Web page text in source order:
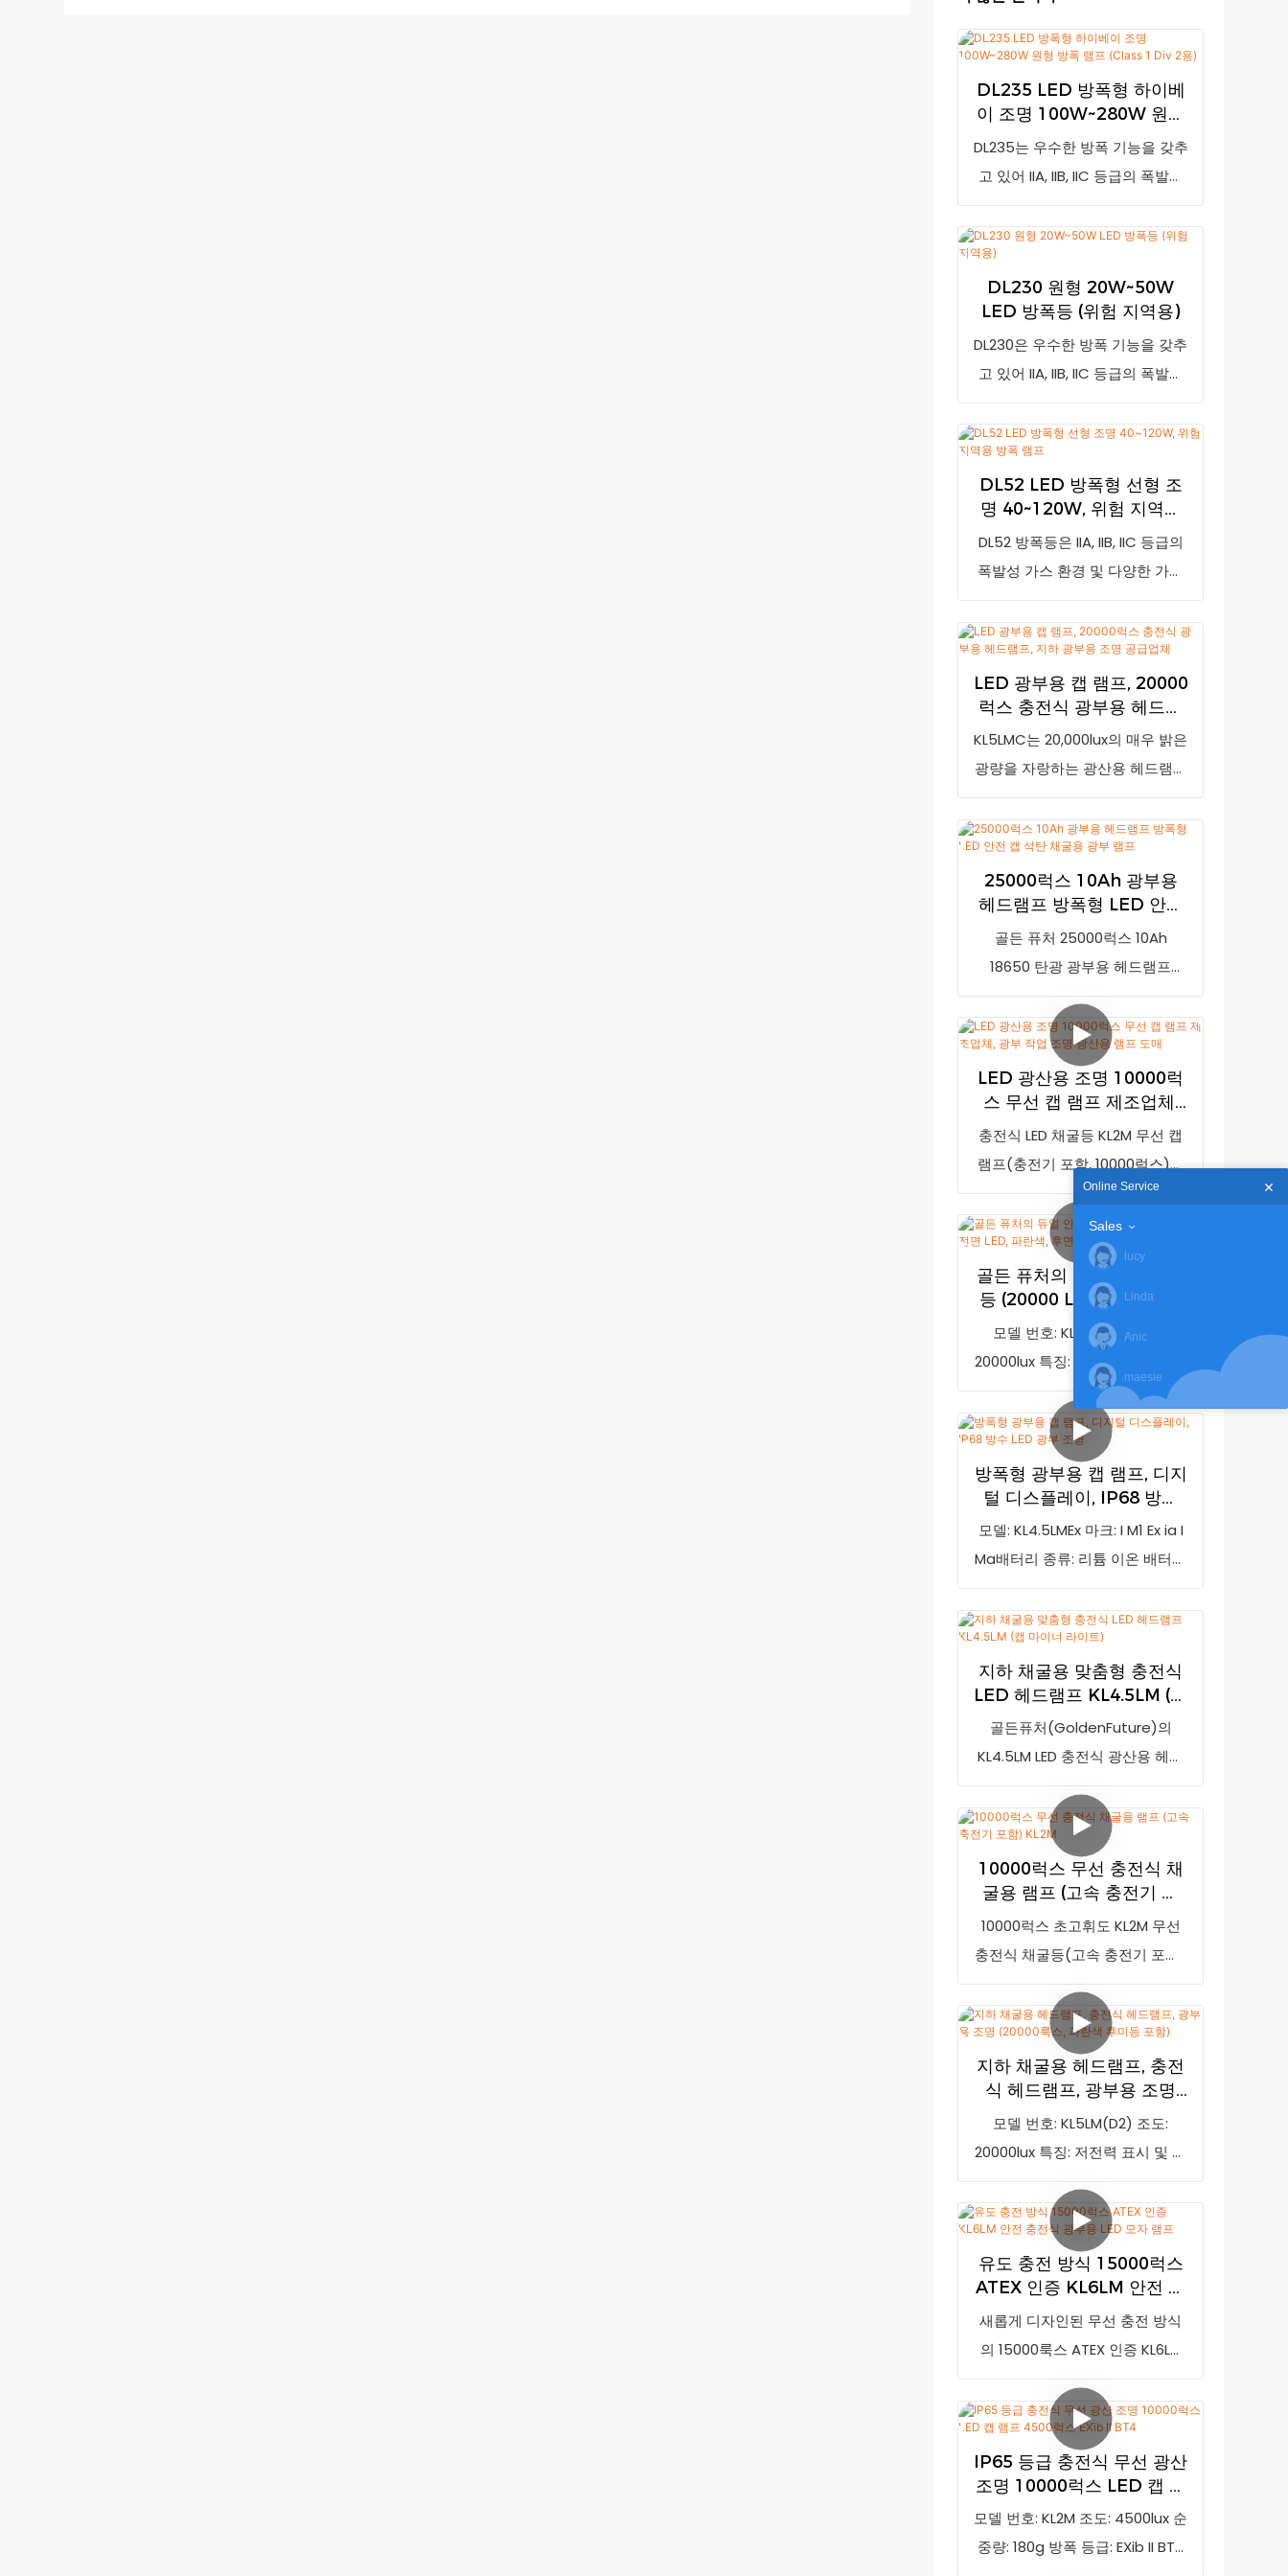
DL235 LED 방폭형 하이베
이 조명 100W~280W 원형
방폭 램프 (Class 1 Div 2
용)
DL235는 우수한 방폭 기능을 갖추
고 있어 IIA, IIB, IIC 등급의 폭발성
발성 장소에 적합하며, 주로 철도,
전력, 야금, 석유, 석유화학, 화학,
철강, 항공, 선박 및 공장, 역, 대형
시설, 행사장 등에서 효율적인 조
명으로 사용됩니다.
DL230 원형 20W~50W
LED 방폭등 (위험 지역용)
DL230은 우수한 방폭 기능을 갖추
고 있어 IIA, IIB, IIC 등급의 폭발성
발성 장소에 적합하며, 주로 철도,
전력, 야금, 석유, 석유화학, 화학,
철강, 항공, 선박 및 공장, 역, 대형
시설, 행사장 등에서 효율적인 조
명으로 사용됩니다.
DL52 LED 방폭형 선형 조
명 40~120W, 위험 지역용
방폭 램프
DL52 방폭등은 IIA, IIB, IIC 등급의
폭발성 가스 환경 및 다양한 가연
로 철도, 전력, 야금, 석유, 석유화
학, 화학, 철강, 항공, 해운 및 각종
공장 지역, 야적장, 대규모 시설, 행
사장 등 고효율 조명이 필요한 장
소에 사용됩니다.
LED 광부용 캡 램프, 20000
럭스 충전식 광부용 헤드램
프, 지하 광부용 조명 공급업
KL5LMC는 20,000lux의 매우 밝은
광량을 자랑하는 광산용 헤드램프
우 충전 시기를 알려주는 저전력
표시 기능이 있습니다. 7800mAh
충전식 리튬 이온 배터리(LG 브랜
드)와 첨단 LED 기술, 방탄 PC 하
우징 및 강화 유리 렌즈를 채택했
으며, MCU 제어 충전 시스템을 통
해 8시간 이내에 완충됩니다. 모델
번호: KL5LMC, 광량: 20,000lux, 특
징: 저전력 표시, 방진/방수 등급:
IM1, IP68
25000럭스 10Ah 광부용
헤드램프 방폭형 LED 안전
캡 석탄 채굴용 광부 램프
골든 퓨처 25000럭스 10Ah
18650 탄광 광부용 헤드램프
KL10M은 배터리 잔량 부족 시 충
전 시기를 알려주는 저전력 표시
기능이 있는 최고의 고휘도 광부
용 헤드램프입니다. 10000mAh
충전식 리튬 이온 배터리(LG 브랜
드)와 방탄 PC 하우징 및 강화 유
리 렌즈를 사용한 첨단 LED 기술,
그리고 MCU 제어 충전 시스템을
탑재했습니다. 모델 번호: KL10M,
밝기: 25000럭스, 배터리 용량:
10Ah, 기능: 저전력 표시, 안전 등
급: IP68
LED 광산용 조명 10000럭
스 무선 캡 램프 제조업체,
광부 작업 조명 광산용 램프
도매
충전식 LED 채굴등 KL2M 무선 캡
램프(충전기 포함, 10000럭스)는
시중 유사 제품과 비교했을 때 성
능, 품질, 외관 등 모든 면에서 비
교할 수 없는 탁월한 장점을 자랑
하며 시장에서 높은 평판을 얻고
있습니다. GoldenFuture는 기존
제품의 단점을 개선하고 지속적으
로 제품을 발전시켜 왔습니다. 충
전식 LED 채굴등 KL2M 무선 캡 램
프(충전기 포함, 10000럭스)의 사
양은 고객의 요구에 따라 맞춤 제
작이 가능합니다. 모델 번호:
KL2M, 조도: 4500럭스, 순중량:
180g, 방폭 등급: EXib II BT4, 방수
등급: IP65
골든 퓨처의 듀얼 안전 채굴
등 (20000 Lux, 전면 LED,
파란색, 후면 경고등)
모델 번호: KL5LM(D2) 조도:
20000lux 특징: 저전력 표시 및 안
전 후미등 방폭 마크: IM1 Ex ia I
Ma IP 등급: IP68
방폭형 광부용 캡 램프, 디지
털 디스플레이, IP68 방수
LED 광부 조명
모델: KL4.5LMEx 마크: I M1 Ex ia I
Ma배터리 종류: 리튬 이온 배터리
20개/상자 골든 퓨처 공장에서 생
산된 KL4.5LM LED 충전식 무선 광
부용 램프는 215g의 가벼운 무게
와 77*61*55mm의 휴대하기 편
리한 크기로, 안전 헬멧을 착용하
는 광부 및 건설 작업자에게 적합
합니다.
지하 채굴용 맞춤형 충전식
LED 헤드램프 KL4.5LM (캡
마이너 라이트)
골든퓨처(GoldenFuture)의
KL4.5LM LED 충전식 광산용 헤드
램프는 시중 유사 제품과 비교했
을 때 성능, 품질, 외관 등에서 비
교할 수 없는 탁월한 장점을 자랑
하며 시장에서 높은 평판을 얻고
있습니다. 골든퓨처는 기존 제품
의 단점을 개선하고 지속적으로
발전시켜 왔습니다. KL4.5LM LED
충전식 헤드램프는 고객의 요구에
따라 사양을 맞춤 제작할 수 있습
니다. 이 제품은 215g의 가벼운 무
게와 77*61*55mm의 휴대하기
편리한 크기로, 안전 헬멧을 착용
하는 광부 및 건설 작업자에게 적
합합니다. 모델: KL4.5LM, Ex 마크:
I M1 Ex ia I Ma, 배터리 종류: 리튬
이온 배터리, IP 등급: IP68, 인증:
ATEX, CE, 포장: 20개/상자
10000럭스 무선 충전식 채
굴용 램프 (고속 충전기 포
함) KL2M
10000럭스 초고휘도 KL2M 무선
충전식 채굴등(고속 충전기 포함)
은 시중 유사 제품과 비교했을 때
성능, 품질, 외관 등 모든 면에서
비교할 수 없는 탁월한 장점을 자
랑하며 시장에서 높은 평판을 얻
고 있습니다. GoldenFuture는 기
존 제품의 단점을 개선하고 지속
적으로 제품을 발전시켜 왔습니
다. 10000럭스 초고휘도 KL2M 무
선 충전식 채굴등(고속 충전기 포
함)의 사양은 고객의 요구에 따라
맞춤 제작이 가능합니다. 모델 번
호: KL2M, 조도: 4500럭스, 순중량:
180g, 방폭 등급: EXib II BT4, 방
수/방진 등급: IP65
지하 채굴용 헤드램프, 충전
식 헤드램프, 광부용 조명
(20000룩스, 파란색 후미등
모델 번호: KL5LM(D2) 조도:
20000lux 특징: 저전력 표시 및 안
전 후미등 방폭 마크: IM1 Ex ia I
Ma IP 등급: IP68
유도 충전 방식 15000럭스
ATEX 인증 KL6LM 안전 충
전식 광부용 LED 모자 램프
새롭게 디자인된 무선 충전 방식
의 15000룩스 ATEX 인증 KL6LM
안전 충전식 광산용 LED 캡 램프는
시중 유사 제품과 비교했을 때 성
능, 품질, 외관 등 모든 면에서 비
교할 수 없는 탁월한 장점을 자랑
하며 시장에서 높은 평판을 얻고
있습니다. GoldenFuture는 기존
제품의 단점을 개선하고 지속적으
IP65 등급 충전식 무선 광산
조명 10000럭스 LED 캡 램
프 4500럭스 EXib II BT4
모델 번호: KL2M 조도: 4500lux 순
중량: 180g 방폭 등급: EXib II BT4
Online Service
Sales
lucy
Linda
Anic
maesie